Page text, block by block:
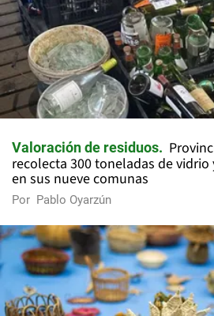
Valoración de residuos
recolecta 300 toneladas de
en sus nueve comunas
Por Pablo Oyarzún